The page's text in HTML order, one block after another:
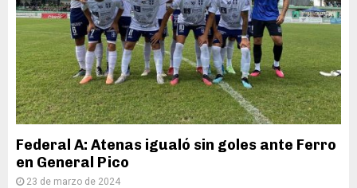
Federal A: Atenas igualó sin goles ante Ferro
en General Pico
23 de marzo de 2024